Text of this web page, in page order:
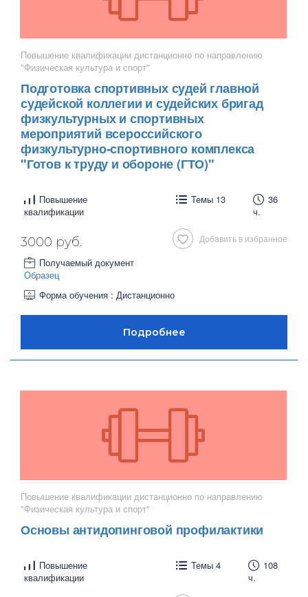
Повышение квалификации дистанционно по направлению
"Физическая культура и спорт"
Подготовка спортивных судей главной
судейской коллегии и судейских бригад
физкультурных и спортивных
мероприятий всероссийского
физкультурно-спортивного комплекса
"Готов к труду и обороне (ГТО)"
Повышение
квалификации
Темы 13
36
ч.
Добавить в избранное
3000 руб.
Получаемый документ
Образец
Форма обучения : Дистанционно
Повышение квалификации дистанционно по направлению
"Физическая культура и спорт"
Основы антидопинговой профилактики
Повышение
квалификации
Темы 4
108
ч.